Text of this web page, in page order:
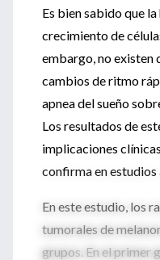
Es bien sabido que
crecimiento de
embargo, no existen
cambios de ritmo
apnea del sueño
Los resultados de
implicaciones
confirma en estudios
En este estudio, los
tumorales de
grupos. En el primer